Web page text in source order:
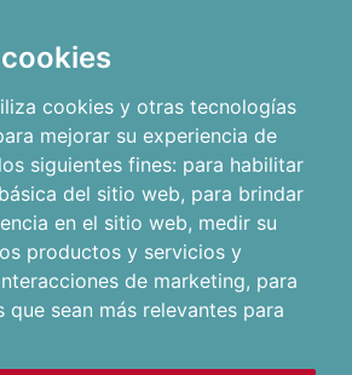
cookies y otras tecnologías
mejorar su experiencia de
siguientes fines: para habilitar
del sitio web, para brindar
en el sitio web, medir su
productos y servicios y
de marketing, para
que sean más relevantes para